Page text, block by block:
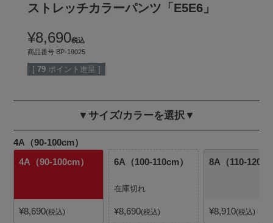
ストレッチカラーパンツ「E5E6」
¥8,690税込
商品番号 BP-19025
[ 79 ポイント進呈 ]
▼サイズ/カラーを選択▼
4A（90-100cm）
4A（90-100cm）
¥8,690 税込
6A（100-110cm）
在庫切れ
¥8,690 税込
8A（110-
¥8,910 税込